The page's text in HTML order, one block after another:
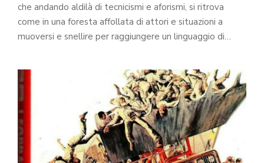
che andando aldilà di tecnicismi e aforismi, si ritrova
come in una foresta affollata di attori e situazioni a
muoversi e snellire per raggiungere un linguaggio di…